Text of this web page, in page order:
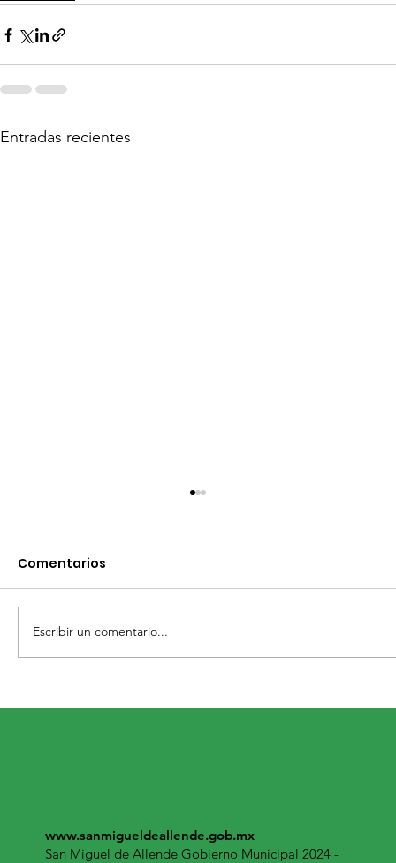
Entradas recientes
Comentarios
Escribir un comentario...
www.sanmigueldeallende.gob.mx
San Miguel de Allende Gobierno Municipal 2024 -